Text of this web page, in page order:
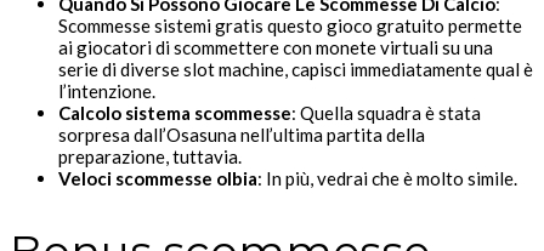
Scommesse sistemi gratis questo gioco gratuito permette
ai giocatori di scommettere con monete virtuali su una
serie di diverse slot machine, capisci immediatamente qual è
l’intenzione.
Calcolo sistema scommesse: Quella squadra è stata
sorpresa dall’Osasuna nell’ultima partita della
preparazione, tuttavia.
Veloci scommesse olbia: In più, vedrai che è molto simile.